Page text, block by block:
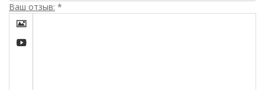
Ваш отзыв: *

